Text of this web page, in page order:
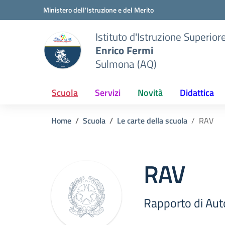
Vai ai contenuti
Vai al menu di navigazioneMinistero dell'Istruzione e del Merito
Istituto d'Istruzione
Enrico Fermi
Sulmona (AQ)
Scuola Servizi Novità Didattica
Home Scuola Le carte della scuola RAV
RAV
Rapporto di